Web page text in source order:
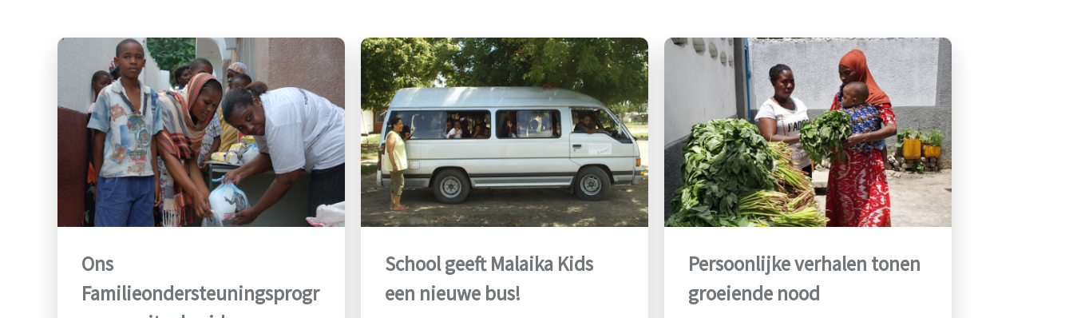
Ons
Familieondersteuningsprogr
School geeft Malaika Kids
een nieuwe bus!
Persoonlijke verhalen tonen
groeiende nood